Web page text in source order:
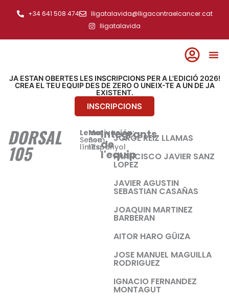
+34 641 508 474
lligatalavida@lligacontraelcancer.cat
lligatalavida
JA ESTAN OBERTES LES INSCRIPCIONS PER A L'EDICIÓ 2026!
CREA EL TEU EQUIP DES DE ZERO O UNEIX-TE A UN DE JA
EXISTENT.
INSCRIPCIONS
DORSAL
105
Lema:
Sense
límits
Motivación:
Som
l'Espanyol
Integrants
de
l'equip
JORGE REIZ LLAMAS
FRANCISCO JAVIER SANZ
LOPEZ
JAVIER AGUSTIN
SEBASTIAN CASAÑAS
JOAQUIN MARTINEZ
BARBERAN
AITOR HARO GÜIZA
JOSE MANUEL MAGUILLA
RODRIGUEZ
IGNACIO FERNANDEZ
MONTAGUT